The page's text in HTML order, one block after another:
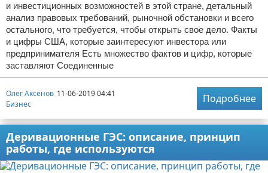
и инвестиционных возможностей в этой стране, детальный
анализ правовых требований, рыночной обстановки и всего
остального, что требуется, чтобы открыть свое дело. Факты
и цифры США, которые заинтересуют инвестора или
предпринимателя Есть множество фактов и цифр, которые
заставляют Соединенные
Олег Аксёнов 11-06-2019 04:41
Бизнес
Подробнее
Деривационные ГЭС: описание, принцип
работы, где используются